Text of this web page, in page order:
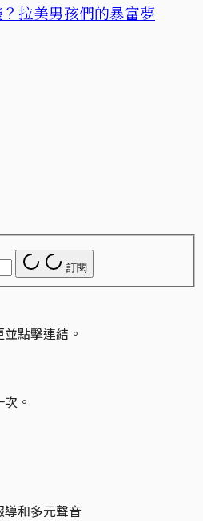
？拉美男孩們的暴富夢
訂閱
點擊連結。
。
導和多元聲音